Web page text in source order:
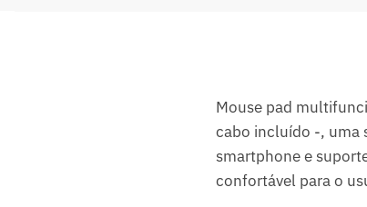
Mouse pad
cabo incluído -, uma
smartphone e
confortável para o